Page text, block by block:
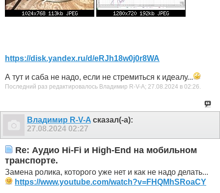
https://disk.yandex.ru/d/eRJh18w0j0r8WA
А тут и саба не надо, если не стремиться к идеалу...
Последний раз редактировалось Владимир R-V-A; 27.08.2024 в 02:26.
Владимир R-V-A сказал(-а):
27.08.2024 02:27
Re: Аудио Hi-Fi и High-End на мобильном
транспорте.
Замена ролика, которого уже нет и как не надо делать...
https://www.youtube.com/watch?v=FHQMhSRoaCY